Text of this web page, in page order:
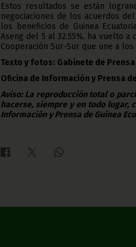
Estos resultados se están
negociaciones de los acuerdos
los beneficios de Guinea
Aseng del 5 al 32.55%, ha vuelto
Cooperación Sur-Sur que une a los
Texto y fotos: Gabinete de
Oficina de Información y Prensa
Aviso: La reproducción total o
hacerse, siempre y en todo lugar,
Información y Prensa de Guinea